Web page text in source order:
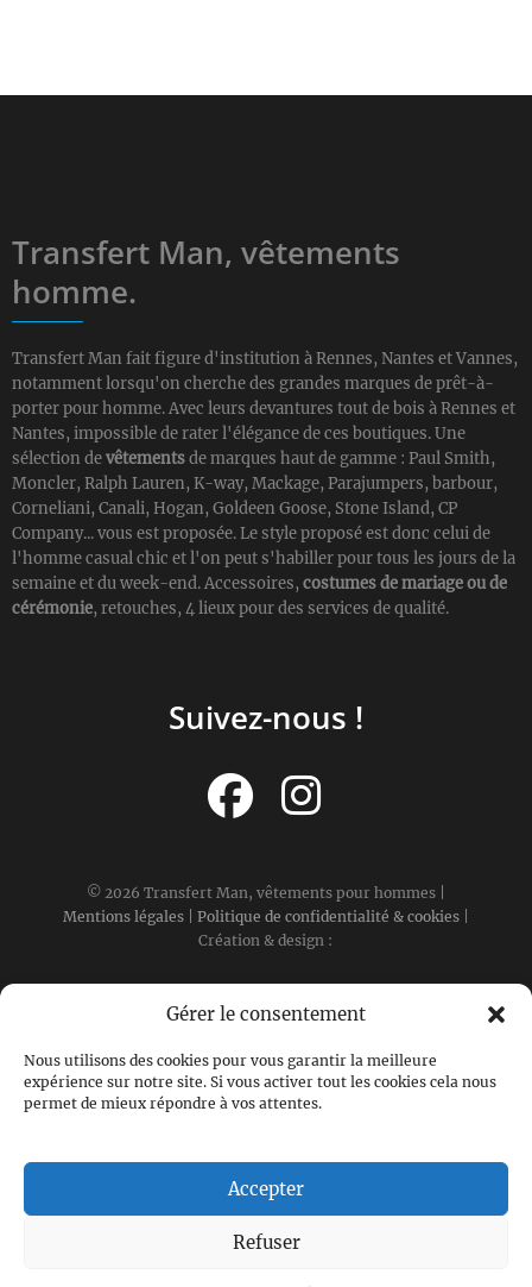
Gérer le consentement
Nous utilisons des cookies pour vous garantir la meilleure
expérience sur notre site. Si vous activer tout les cookies cela nous
permet de mieux répondre à vos attentes.
Accepter
Refuser
Transfert Man, vêtements
homme.
Transfert Man fait figure d'institution à Rennes, Nantes et Vannes,
notamment lorsqu'on cherche des grandes marques de prêt-à-
porter pour homme. Avec leurs devantures tout de bois à Rennes et
Nantes, impossible de rater l'élégance de ces boutiques. Une
sélection devêtementsde marques haut de gamme : Paul Smith,
Moncler, Ralph Lauren, K-way, Mackage, Parajumpers, barbour,
Corneliani, Canali, Hogan, Goldeen Goose, Stone Island, CP
Company... vous est proposée. Le style proposé est donc celui de
l'homme casual chic et l'on peut s'habiller pour tous les jours de la
semaine et du week-end. Accessoires, costumes de mariage ou de
cérémonie, retouches, 4 lieux pour des services de qualité.
Suivez-nous !
© 2026 Transfert Man, vêtements pour hommes |
Mentions légales| Politique de confidentialité & cookies|
Création & design :